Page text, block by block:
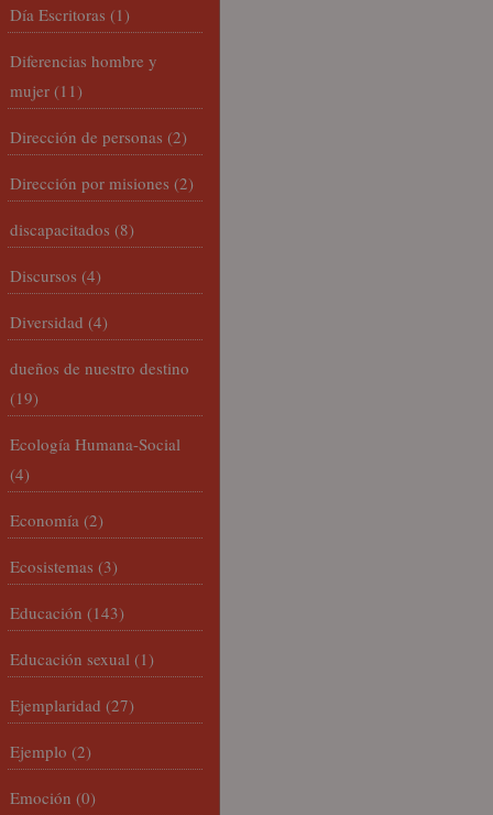
Día Escritoras (1)
Diferencias hombre y
mujer (11)
Dirección de personas (2)
Dirección por misiones (2)
discapacitados (8)
Discursos (4)
Diversidad (4)
dueños de nuestro destino
(19)
Ecología Humana-Social
(4)
Economía (2)
Ecosistemas (3)
Educación (143)
Educación sexual (1)
Ejemplaridad (27)
Ejemplo (2)
Emoción (0)